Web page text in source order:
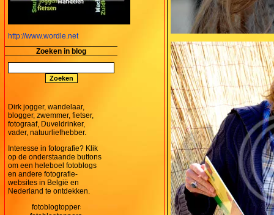
http://www.wordle.net
Zoeken in blog
Dirk jogger, wandelaar,
blogger, zwemmer, fietser,
fotograaf, Duveldrinker,
vader, natuurliefhebber.
Interesse in fotografie? Klik
op de onderstaande buttons
om een heleboel fotoblogs
en andere fotografie-
websites in België en
Nederland te ontdekken.